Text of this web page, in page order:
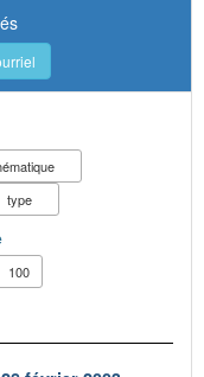
type
100